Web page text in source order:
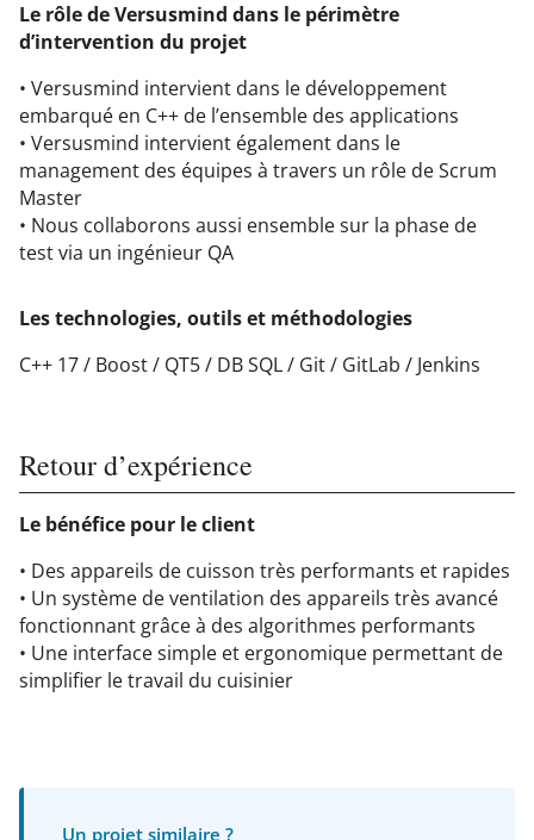
Le rôle de Versusmind dans le périmètre
d’intervention du projet
• Versusmind intervient dans le développement
embarqué en C++ de l’ensemble des applications
• Versusmind intervient également dans le
management des équipes à travers un rôle de Scrum
Master
• Nous collaborons aussi ensemble sur la phase de
test via un ingénieur QA
Les technologies, outils et méthodologies
C++ 17 / Boost / QT5 / DB SQL​ / Git / GitLab / Jenkins
Retour d’expérience
Le bénéfice pour le client
• Des appareils de cuisson très performants et rapides
• Un système de ventilation des appareils très avancé
fonctionnant grâce à des algorithmes performants
• Une interface simple et ergonomique permettant de
simplifier le travail du cuisinier
Un projet similaire ?